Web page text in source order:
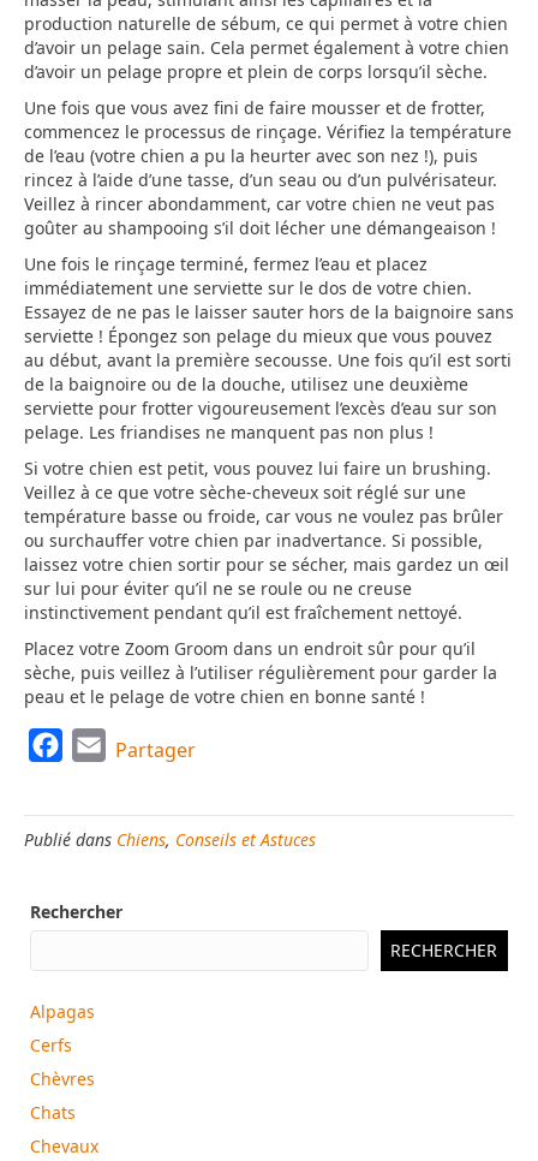
production naturelle de sébum, ce qui permet à votre chien
d’avoir un pelage sain. Cela permet également à votre chien
d’avoir un pelage propre et plein de corps lorsqu’il sèche.
Une fois que vous avez fini de faire mousser et de frotter,
commencez le processus de rinçage. Vérifiez la température
de l’eau (votre chien a pu la heurter avec son nez !), puis
rincez à l’aide d’une tasse, d’un seau ou d’un pulvérisateur.
Veillez à rincer abondamment, car votre chien ne veut pas
goûter au shampooing s’il doit lécher une démangeaison !
Une fois le rinçage terminé, fermez l’eau et placez
immédiatement une serviette sur le dos de votre chien.
Essayez de ne pas le laisser sauter hors de la baignoire sans
serviette ! Épongez son pelage du mieux que vous pouvez
au début, avant la première secousse. Une fois qu’il est sorti
de la baignoire ou de la douche, utilisez une deuxième
serviette pour frotter vigoureusement l’excès d’eau sur son
pelage. Les friandises ne manquent pas non plus !
Si votre chien est petit, vous pouvez lui faire un brushing.
Veillez à ce que votre sèche-cheveux soit réglé sur une
température basse ou froide, car vous ne voulez pas brûler
ou surchauffer votre chien par inadvertance. Si possible,
laissez votre chien sortir pour se sécher, mais gardez un œil
sur lui pour éviter qu’il ne se roule ou ne creuse
instinctivement pendant qu’il est fraîchement nettoyé.
Placez votre Zoom Groom dans un endroit sûr pour qu’il
sèche, puis veillez à l’utiliser régulièrement pour garder la
peau et le pelage de votre chien en bonne santé !
c
e
o
a
i
Partager
Publié dans Chiens, Conseils et Astuces
Rechercher
RECHERCHER
Alpagas
Cerfs
Chèvres
Chats
Chevaux